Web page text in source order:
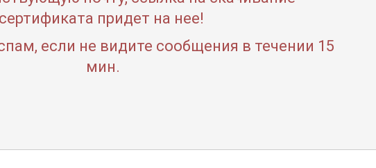
сертификата придет на нее!
если не видите сообщения в течении 15
мин.